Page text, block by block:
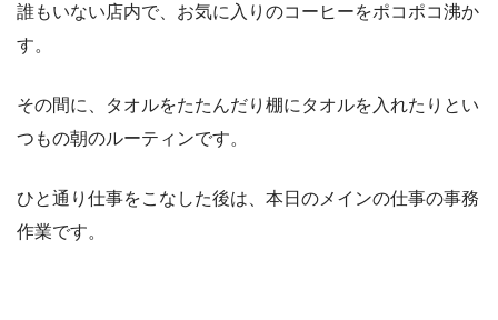
誰もいない店内で、お気に入りのコーヒーをポコポコ沸か
す。
その間に、タオルをたたんだり棚にタオルを入れたりとい
つもの朝のルーティンです。
ひと通り仕事をこなした後は、本日のメインの仕事の事務
作業です。